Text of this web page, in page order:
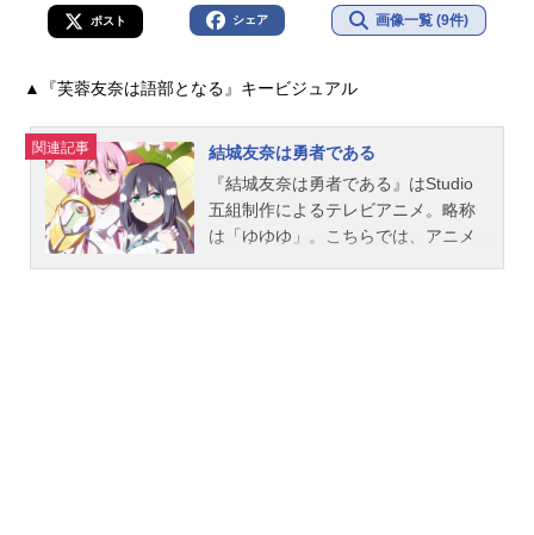
ポスト シェア 画像一覧 (9件)
▲『芙蓉友奈は語部となる』キービジュアル
関連記事
結城友奈は勇者である
『結城友奈は勇者である』はStudio
五組制作によるテレビアニメ。略称
は「ゆゆゆ」。こちらでは、アニメ